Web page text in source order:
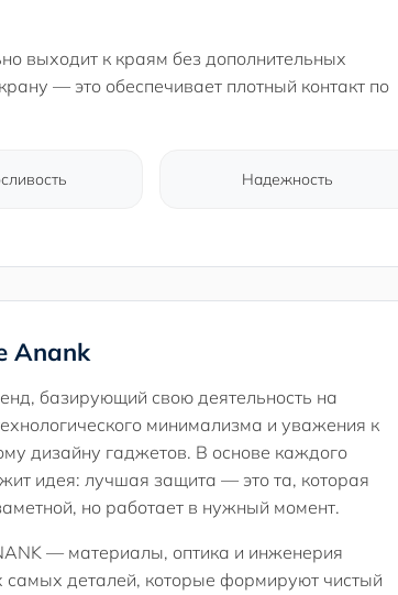
выходит к краям без дополнительных
— это обеспечивает плотный контакт по
Надежность
Anank
базирующий свою деятельность на
минимализма и уважения к
дизайну гаджетов. В основе каждого
идея: лучшая защита — это та, которая
но работает в нужный момент.
— материалы, оптика и инженерия
самых деталей, которые формируют чистый